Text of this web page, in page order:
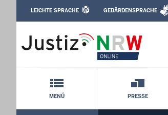
Sozialgericht Köln:
Leichte Sprache,
LEICHTE SPRACHE GEBÄRDENSPRACHE
Schnellnavigation mit
MENÜ PRESSE